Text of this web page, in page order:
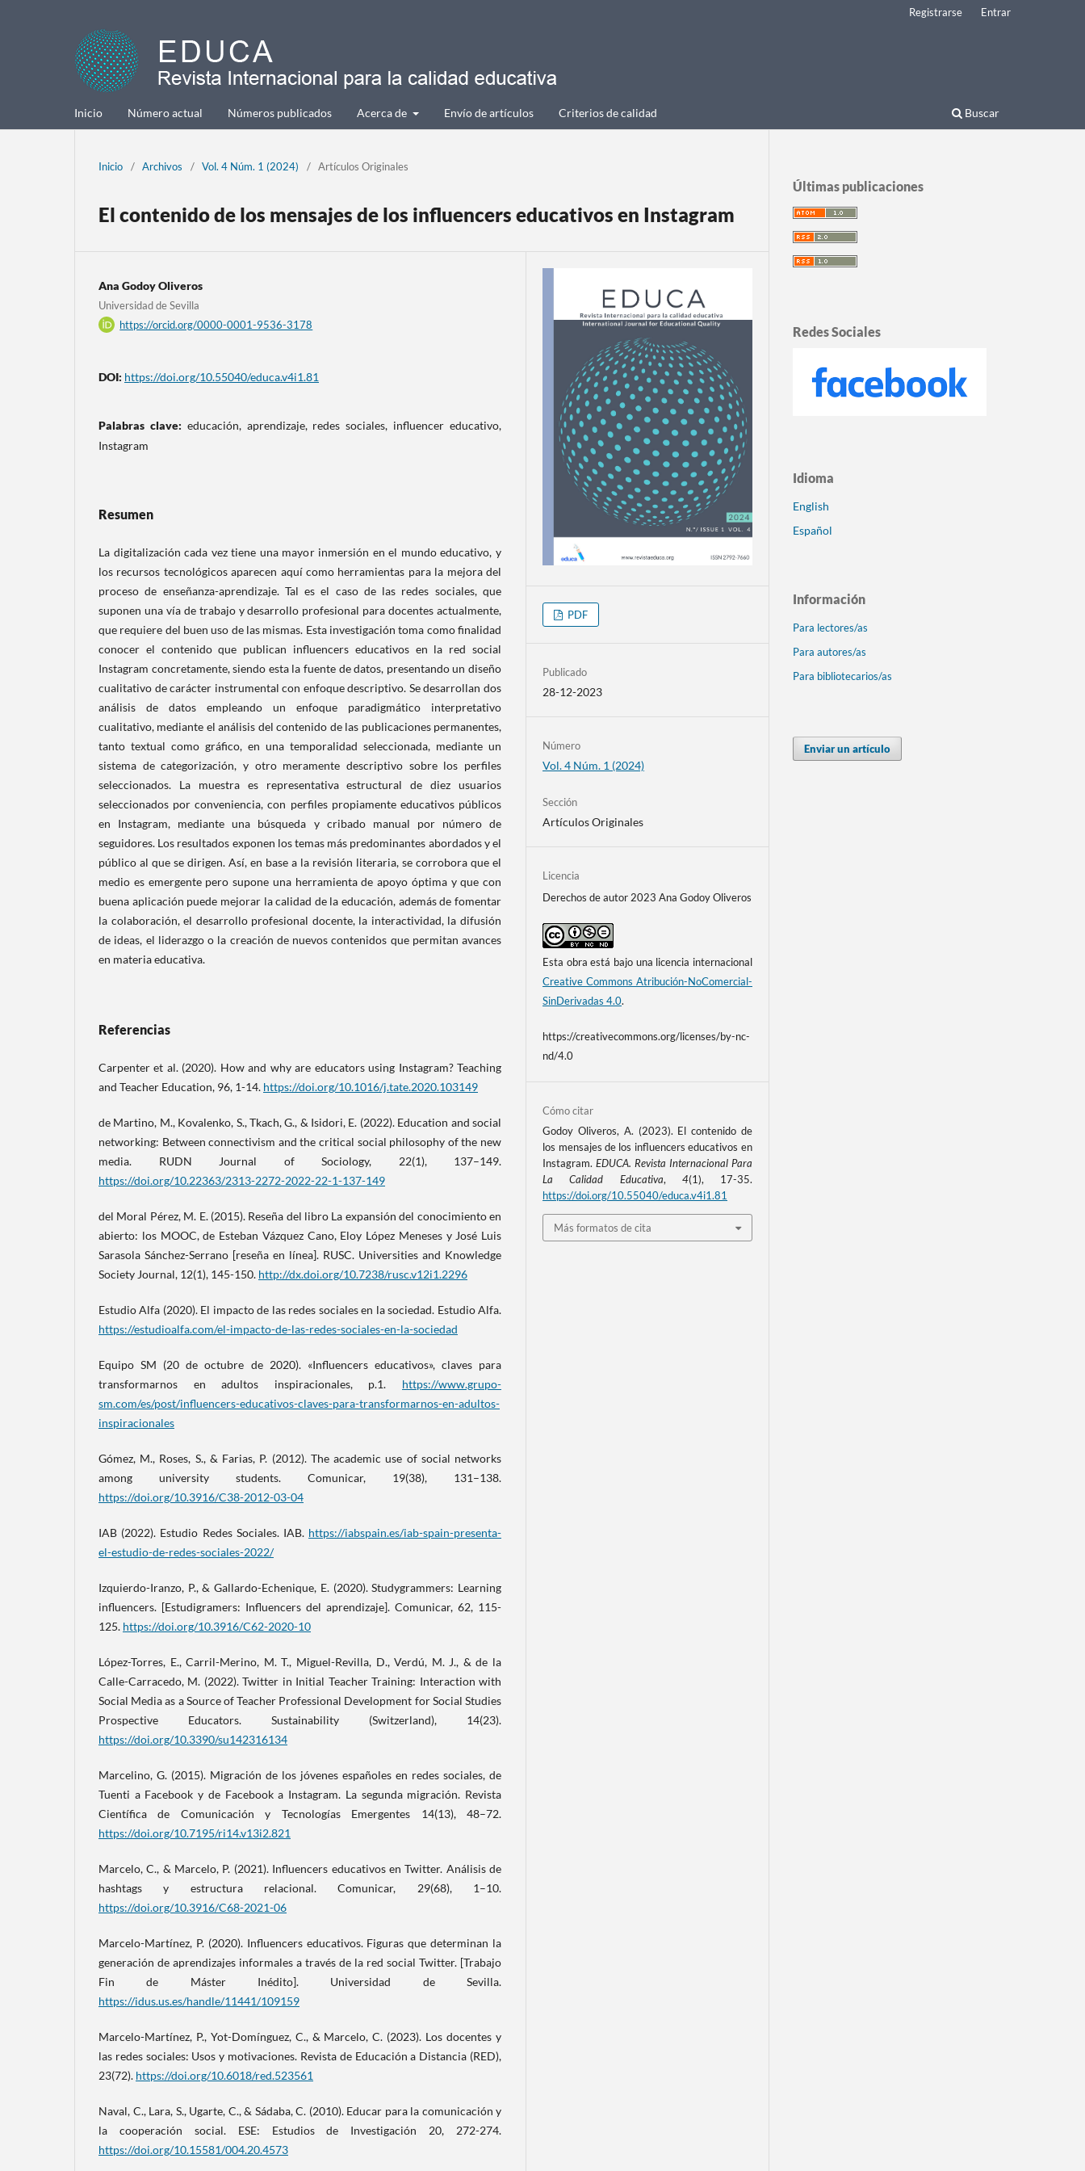
Inicio Número actual Números publicados Acerca de Envío de artículos Criterios de calidad Buscar
Registrarse Entrar
Inicio / Archivos / Vol. 4 Núm. 1 (2024) / Artículos Originales
El contenido de los mensajes de los influencers educativos en Instagram
Ana Godoy Oliveros
Universidad de Sevilla
https://orcid.org/0000-0001-9536-3178
DOI: https://doi.org/10.55040/educa.v4i1.81
Palabras clave: educación, aprendizaje, redes sociales, influencer educativo,
Instagram
Resumen
La digitalización cada vez tiene una mayor inmersión en el mundo educativo, y
los recursos tecnológicos aparecen aquí como herramientas para la mejora del
proceso de enseñanza-aprendizaje. Tal es el caso de las redes sociales, que
suponen una vía de trabajo y desarrollo profesional para docentes actualmente,
que requiere del buen uso de las mismas. Esta investigación toma como finalidad
conocer el contenido que publican influencers educativos en la red social
Instagram concretamente, siendo esta la fuente de datos, presentando un diseño
cualitativo de carácter instrumental con enfoque descriptivo. Se desarrollan dos
análisis de datos empleando un enfoque paradigmático interpretativo
cualitativo, mediante el análisis del contenido de las publicaciones permanentes,
tanto textual como gráfico, en una temporalidad seleccionada, mediante un
sistema de categorización, y otro meramente descriptivo sobre los perfiles
seleccionados. La muestra es representativa estructural de diez usuarios
seleccionados por conveniencia, con perfiles propiamente educativos públicos
en Instagram, mediante una búsqueda y cribado manual por número de
seguidores. Los resultados exponen los temas más predominantes abordados y el
público al que se dirigen. Así, en base a la revisión literaria, se corrobora que el
medio es emergente pero supone una herramienta de apoyo óptima y que con
buena aplicación puede mejorar la calidad de la educación, además de fomentar
la colaboración, el desarrollo profesional docente, la interactividad, la difusión
de ideas, el liderazgo o la creación de nuevos contenidos que permitan avances
en materia educativa.
Referencias
Carpenter et al. (2020). How and why are educators using Instagram? Teaching
and Teacher Education, 96, 1-14. https://doi.org/10.1016/j.tate.2020.103149
de Martino, M., Kovalenko, S., Tkach, G., & Isidori, E. (2022). Education and social
networking: Between connectivism and the critical social philosophy of the new
media. RUDN Journal of Sociology, 22(1), 137–149.
https://doi.org/10.22363/2313-2272-2022-22-1-137-149
del Moral Pérez, M. E. (2015). Reseña del libro La expansión del conocimiento en
abierto: los MOOC, de Esteban Vázquez Cano, Eloy López Meneses y José Luis
Sarasola Sánchez-Serrano [reseña en línea]. RUSC. Universities and Knowledge
Society Journal, 12(1), 145-150. http://dx.doi.org/10.7238/rusc.v12i1.2296
Estudio Alfa (2020). El impacto de las redes sociales en la sociedad. Estudio Alfa.
https://estudioalfa.com/el-impacto-de-las-redes-sociales-en-la-sociedad
Equipo SM (20 de octubre de 2020). «Influencers educativos», claves para
transformarnos en adultos inspiracionales, p.1. https://www.grupo-
sm.com/es/post/influencers-educativos-claves-para-transformarnos-en-adultos-
inspiracionales
Gómez, M., Roses, S., & Farias, P. (2012). The academic use of social networks
among university students. Comunicar, 19(38), 131–138.
https://doi.org/10.3916/C38-2012-03-04
IAB (2022). Estudio Redes Sociales. IAB. https://iabspain.es/iab-spain-presenta-
el-estudio-de-redes-sociales-2022/
Izquierdo-Iranzo, P., & Gallardo-Echenique, E. (2020). Studygrammers: Learning
influencers. [Estudigramers: Influencers del aprendizaje]. Comunicar, 62, 115-
125. https://doi.org/10.3916/C62-2020-10
López-Torres, E., Carril-Merino, M. T., Miguel-Revilla, D., Verdú, M. J., & de la
Calle-Carracedo, M. (2022). Twitter in Initial Teacher Training: Interaction with
Social Media as a Source of Teacher Professional Development for Social Studies
Prospective Educators. Sustainability (Switzerland), 14(23).
https://doi.org/10.3390/su142316134
Marcelino, G. (2015). Migración de los jóvenes españoles en redes sociales, de
Tuenti a Facebook y de Facebook a Instagram. La segunda migración. Revista
Científica de Comunicación y Tecnologías Emergentes 14(13), 48–72.
https://doi.org/10.7195/ri14.v13i2.821
Marcelo, C., & Marcelo, P. (2021). Influencers educativos en Twitter. Análisis de
hashtags y estructura relacional. Comunicar, 29(68), 1–10.
https://doi.org/10.3916/C68-2021-06
Marcelo-Martínez, P. (2020). Influencers educativos. Figuras que determinan la
generación de aprendizajes informales a través de la red social Twitter. [Trabajo
Fin de Máster Inédito]. Universidad de Sevilla.
https://idus.us.es/handle/11441/109159
Marcelo-Martínez, P., Yot-Domínguez, C., & Marcelo, C. (2023). Los docentes y
las redes sociales: Usos y motivaciones. Revista de Educación a Distancia (RED),
23(72). https://doi.org/10.6018/red.523561
Naval, C., Lara, S., Ugarte, C., & Sádaba, C. (2010). Educar para la comunicación y
la cooperación social. ESE: Estudios de Investigación 20, 272-274.
https://doi.org/10.15581/004.20.4573
PDF
Publicado
28-12-2023
Número
Vol. 4 Núm. 1 (2024)
Sección
Artículos Originales
Licencia
Derechos de autor 2023 Ana Godoy Oliveros
Esta obra está bajo una licencia internacional
Creative Commons Atribución-NoComercial-
SinDerivadas 4.0.
https://creativecommons.org/licenses/by-nc-
nd/4.0
Cómo citar
Godoy Oliveros, A. (2023). El contenido de
los mensajes de los influencers educativos en
Instagram.EDUCA. Revista Internacional Para
La Calidad Educativa, 4(1), 17-35.
https://doi.org/10.55040/educa.v4i1.81
Más formatos de cita
Últimas publicaciones
Redes Sociales
Idioma
English
Español
Información
Para lectores/as
Para autores/as
Para bibliotecarios/as
Enviar un artículo